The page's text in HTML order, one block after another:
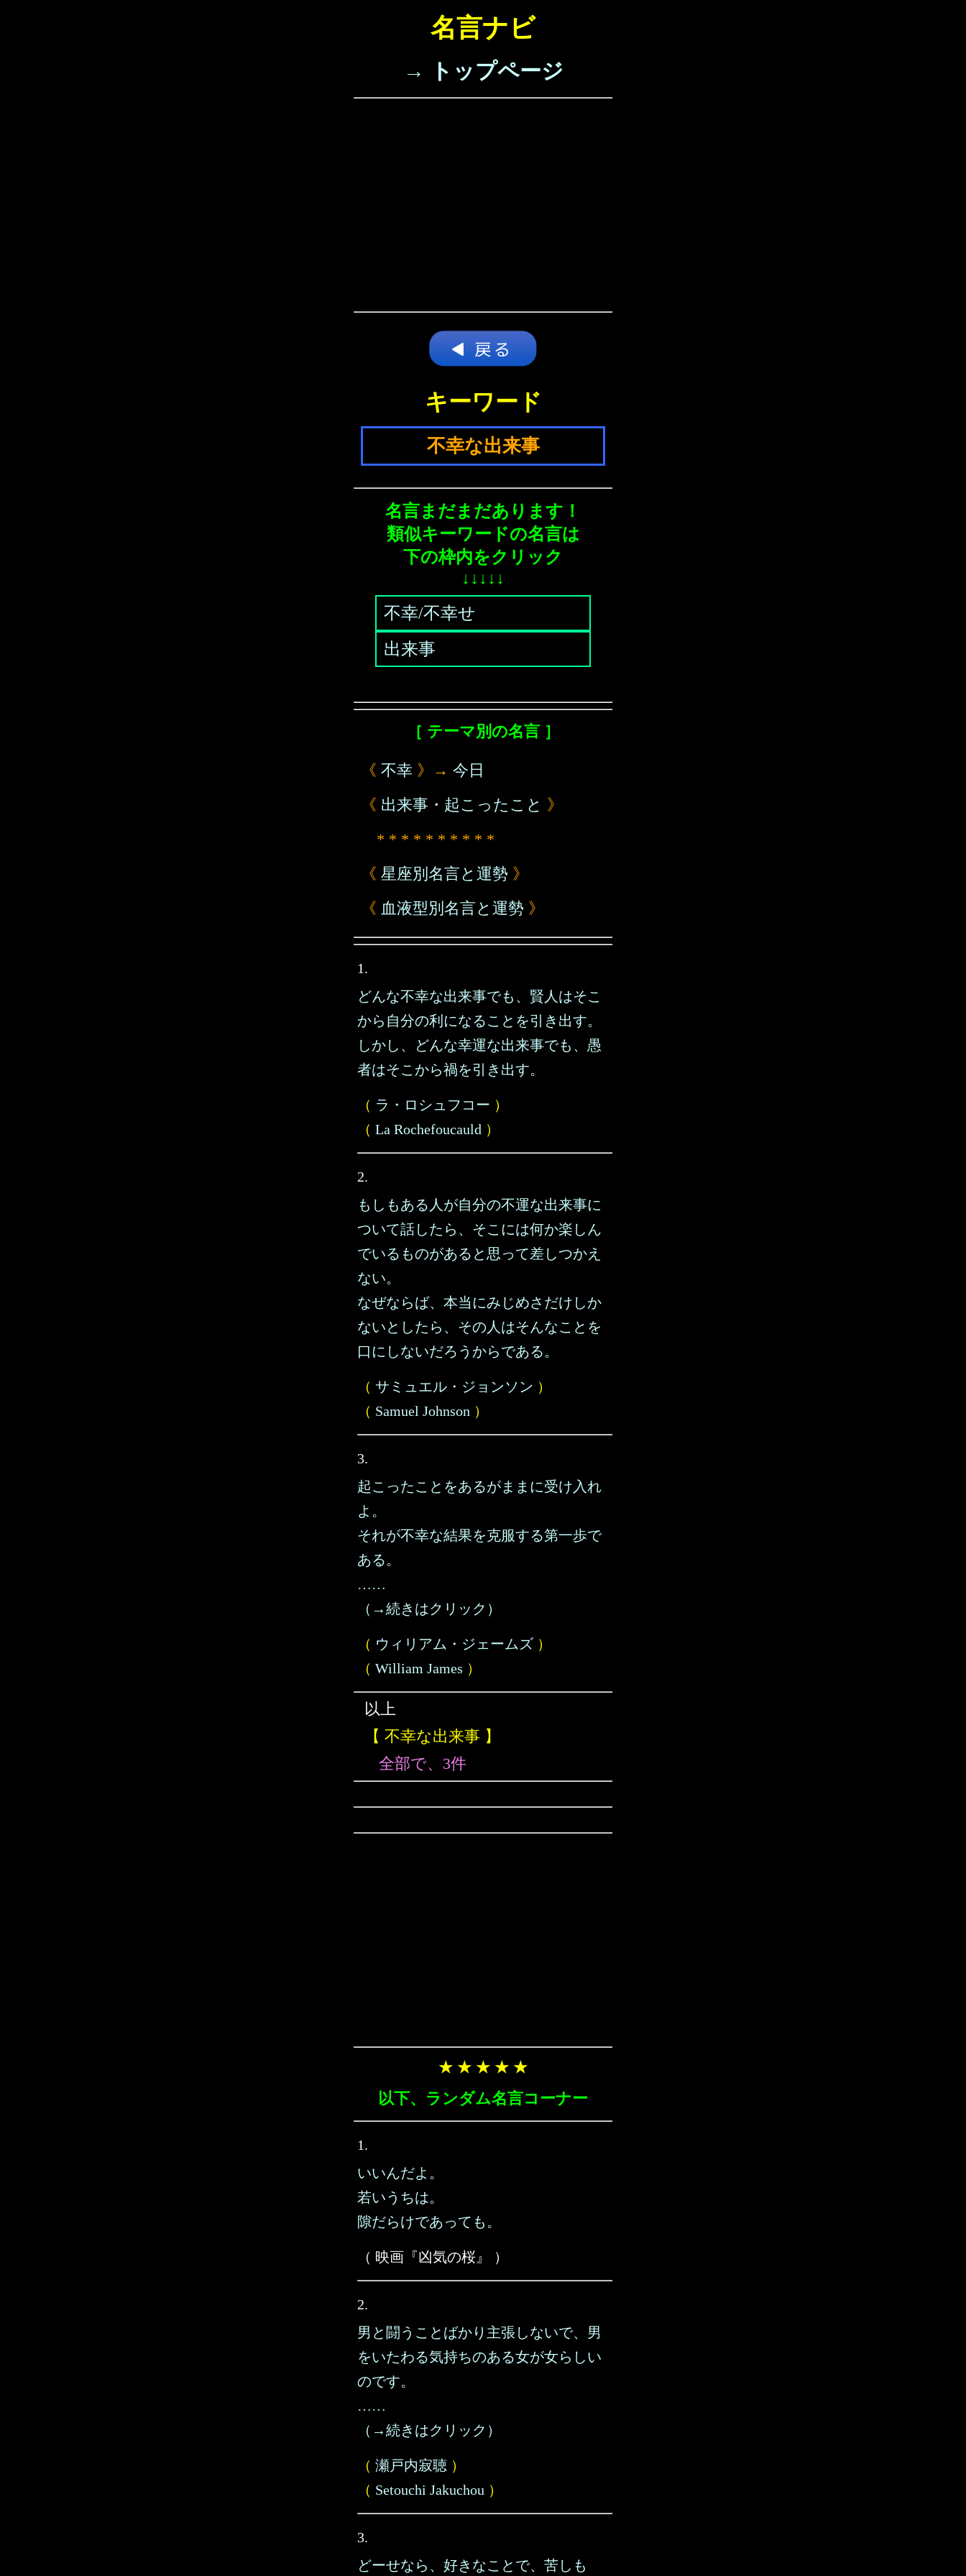
名言ナビ
→ トップページ
キーワード
不幸な出来事
名言まだまだあります！
類似キーワードの名言は
下の枠内をクリック
↓↓↓↓↓
不幸/不幸せ
出来事
［ テーマ別の名言 ］
《 不幸 》→ 今日
《 出来事・起こったこと 》
* * * * * * * * * *
《 星座別名言と運勢 》
《 血液型別名言と運勢 》
1.
どんな不幸な出来事でも、賢人はそこ
から自分の利になることを引き出す。
しかし、どんな幸運な出来事でも、愚
者はそこから禍を引き出す。
（ ラ・ロシュフコー ）
（ La Rochefoucauld ）
2.
もしもある人が自分の不運な出来事に
ついて話したら、そこには何か楽しん
でいるものがあると思って差しつかえ
ない。
なぜならば、本当にみじめさだけしか
ないとしたら、その人はそんなことを
口にしないだろうからである。
（ サミュエル・ジョンソン ）
（ Samuel Johnson ）
3.
起こったことをあるがままに受け入れ
よ。
それが不幸な結果を克服する第一歩で
ある。
……
（→続きはクリック）
（ ウィリアム・ジェームズ ）
（ William James ）
以上
【 不幸な出来事 】
全部で、3件
★ ★ ★ ★ ★
以下、ランダム名言コーナー
1.
いいんだよ。
若いうちは。
隙だらけであっても。
（ 映画『凶気の桜』 ）
2.
男と闘うことばかり主張しないで、男
をいたわる気持ちのある女が女らしい
のです。
……
（→続きはクリック）
（ 瀬戸内寂聴 ）
（ Setouchi Jakuchou ）
3.
どーせなら、好きなことで、苦しも